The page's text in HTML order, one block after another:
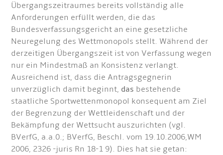
Übergangszeitraumes bereits vollständig alle
Anforderungen erfüllt werden, die das
Bundesverfassungsgericht an eine gesetzliche
Neuregelung des Wettmonopols stellt. Während der
derzeitigen Übergangszeit ist von Verfassung wegen
nur ein Mindestmaß an Konsistenz verlangt.
Ausreichend ist, dass die Antragsgegnerin
unverzüglich damit beginnt, das bestehende
staatliche Sportwettenmonopol konsequent am Ziel
der Begrenzung der Wettleidenschaft und der
Bekämpfung der Wettsucht auszurichten (vgl.
BVerfG, a.a.0.; BVerfG, Beschl. vom 19.10.2006,WM
2006, 2326 -juris Rn 18-1 9). Dies hat sie getan: